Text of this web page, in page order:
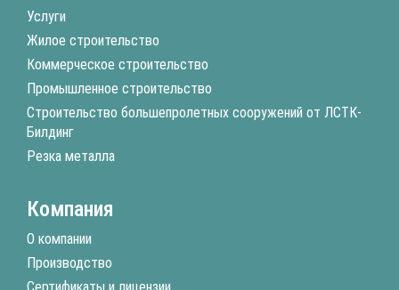
Услуги
Жилое строительство
Коммерческое строительство
Промышленное строительство
Строительство большепролетных сооружений от ЛСТК-
Билдинг
Резка металла
Компания
О компании
Производство